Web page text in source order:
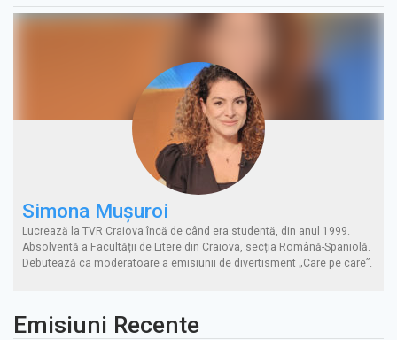
Simona Muşuroi
Lucrează la TVR Craiova încă de când era studentă, din anul 1999.
Absolventă a Facultății de Litere din Craiova, secția Română-Spaniolă.
Debutează ca moderatoare a emisiunii de divertisment „Care pe care”.
Emisiuni Recente